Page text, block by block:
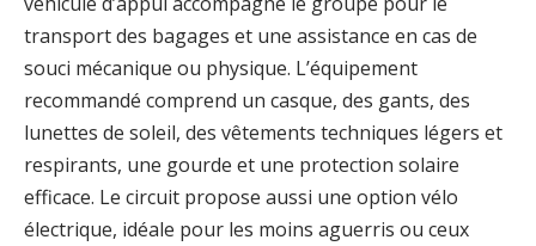
transport des bagages et une assistance en cas de
souci mécanique ou physique. L’équipement
recommandé comprend un casque, des gants, des
lunettes de soleil, des vêtements techniques légers et
respirants, une gourde et une protection solaire
efficace. Le circuit propose aussi une option vélo
électrique, idéale pour les moins aguerris ou ceux